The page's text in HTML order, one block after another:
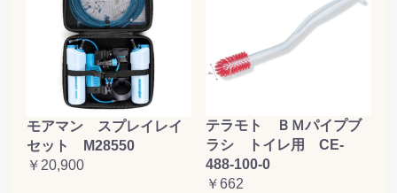
モアマン スプレイレイ
セット M28550
￥20,900
テラモト ＢＭパイプブ
ラシ トイレ用 CE-
488-100-0
￥662